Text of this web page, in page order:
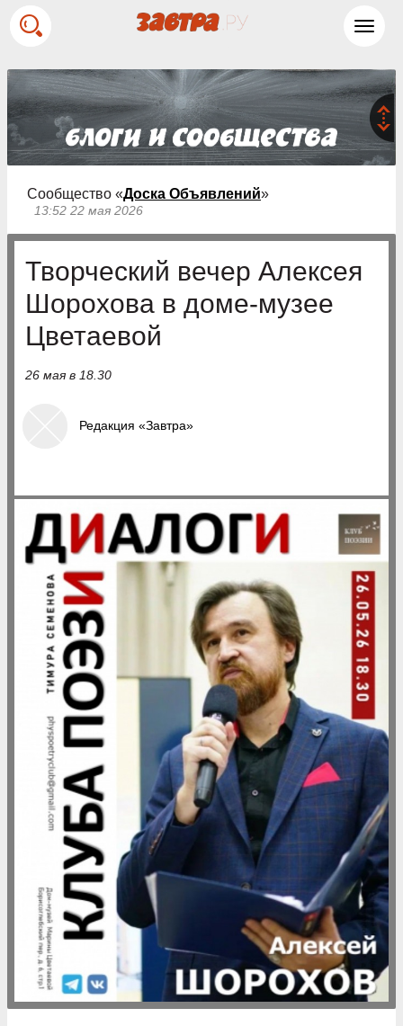
Сообщество «Доска Объявлений»
13:52 22 мая 2026
Творческий вечер Алексея
Шорохова в доме-музее
Цветаевой
26 мая в 18.30
Редакция «Завтра»